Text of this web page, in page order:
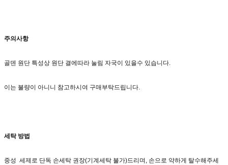
주의사항
골덴 원단 특성상 원단 결에따라 눌림 자국이 있을수 있습니다.
이는 불량이 아니니 참고하시여 구매부탁드립니다.
세탁 방법
중성 세제로 단독 손세탁 권장(기계세탁 불가)드리며, 손으로 약하게 탈수해주세